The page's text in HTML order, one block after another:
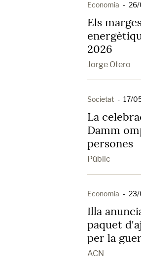
Economia -
Els
2026
Jorge Otero
Societat - 17/
La
Damm
persones
Públic
Economia -
Illa
paquet
per la
ACN